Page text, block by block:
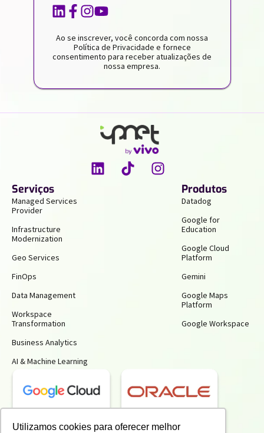
Utilizamos cookies para oferecer melhor
Ao se inscrever, você concorda com nossa
Política de Privacidade e fornece
consentimento para receber atualizações de
nossa empresa.
Serviços
Managed Services
Provider
Infrastructure
Modernization
Geo Services
FinOps
Data Management
Workspace
Transformation
Business Analytics
AI & Machine Learning
Produtos
Datadog
Google for
Education
Google Cloud
Platform
Gemini
Google Maps
Platform
Google Workspace
Receba insights gratuitos e gere mais